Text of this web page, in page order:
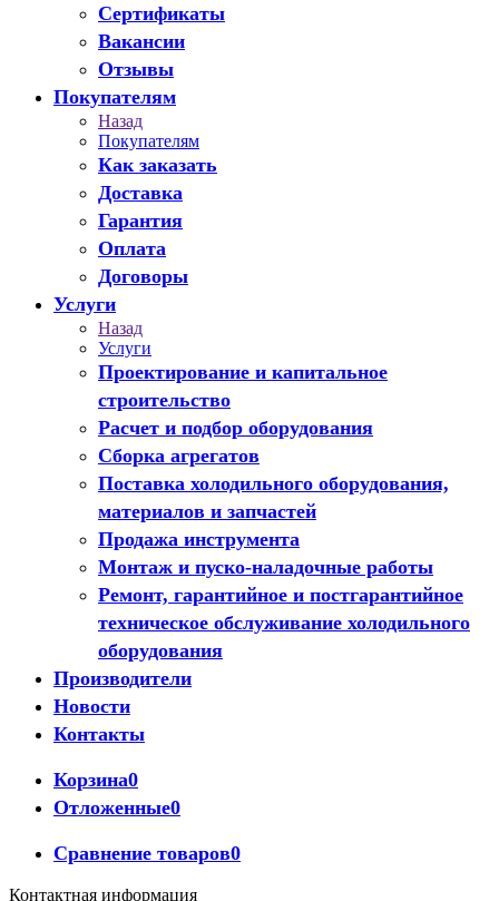
Сертификаты
Вакансии
Отзывы
Покупателям
Назад
Покупателям
Как заказать
Доставка
Гарантия
Оплата
Договоры
Услуги
Назад
Услуги
Проектирование и капитальное
строительство
Расчет и подбор оборудования
Сборка агрегатов
Поставка холодильного оборудования,
материалов и запчастей
Продажа инструмента
Монтаж и пуско-наладочные работы
Ремонт, гарантийное и постгарантийное
техническое обслуживание холодильного
оборудования
Производители
Новости
Контакты
Корзина0
Отложенные0
Сравнение товаров0
Контактная информация